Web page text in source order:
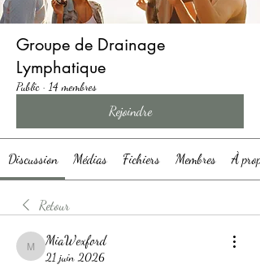
Groupe de Drainage
Lymphatique
Public · 14 membres
Rejoindre
Discussion Médias Fichiers Membres À
Retour
MiaWexford
MiaWexford
21 juin 2026